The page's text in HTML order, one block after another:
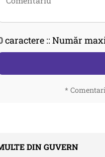
caractere :: Număr
*
DIN GUVERN